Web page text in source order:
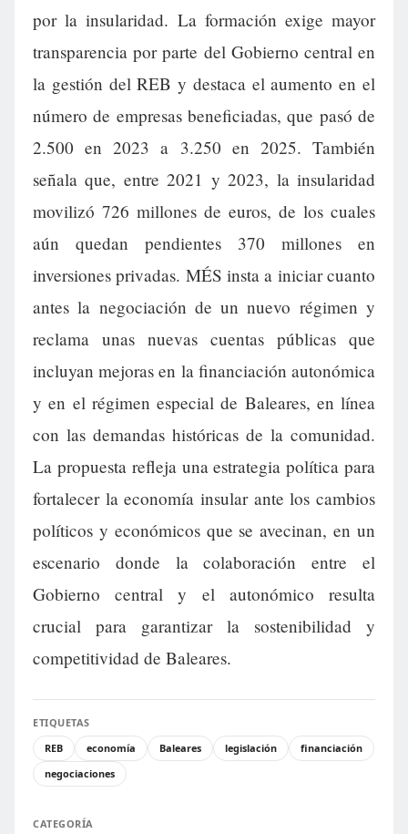
por la insularidad. La formación exige mayor
transparencia por parte del Gobierno central en
la gestión del REB y destaca el aumento en el
número de empresas beneficiadas, que pasó de
2.500 en 2023 a 3.250 en 2025. También
señala que, entre 2021 y 2023, la insularidad
movilizó 726 millones de euros, de los cuales
aún quedan pendientes 370 millones en
inversiones privadas. MÉS insta a iniciar cuanto
antes la negociación de un nuevo régimen y
reclama unas nuevas cuentas públicas que
incluyan mejoras en la financiación autonómica
y en el régimen especial de Baleares, en línea
con las demandas históricas de la comunidad.
La propuesta refleja una estrategia política para
fortalecer la economía insular ante los cambios
políticos y económicos que se avecinan, en un
escenario donde la colaboración entre el
Gobierno central y el autonómico resulta
crucial para garantizar la sostenibilidad y
competitividad de Baleares.
ETIQUETAS
REB
economía Baleares legislación
financiación
negociaciones
CATEGORÍA